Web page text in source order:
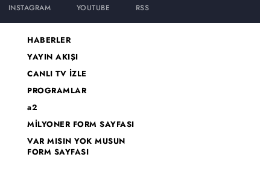
INSTAGRAM YOUTUBE RSS
HABERLER
YAYIN AKIŞI
CANLI TV İZLE
PROGRAMLAR
a2
MİLYONER FORM SAYFASI
VAR MISIN YOK MUSUN
FORM SAYFASI